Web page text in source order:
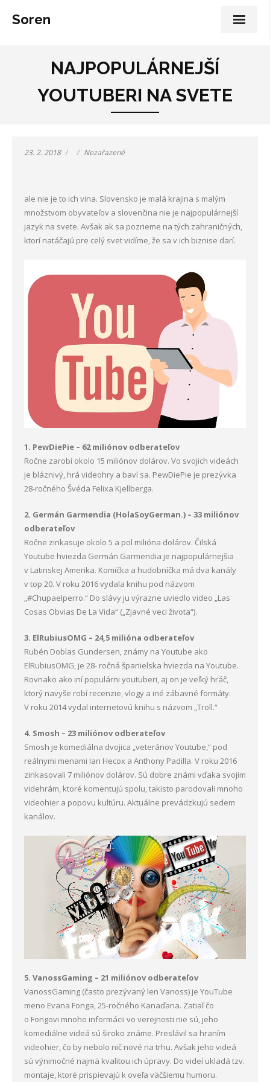
Soren
NAJPOPULÁRNEJŠÍ
YOUTUBERI NA SVETE
23. 2. 2018 Nezařazené
ale nie je to ich vina. Slovensko je malá krajina s malým
množstvom obyvateľov a slovenčina nie je najpopulárnejší
jazyk na svete. Avšak ak sa pozrieme na tých zahraničných,
ktorí natáčajú pre celý svet vidíme, že sa v ich biznise darí.
1. PewDiePie – 62 miliónov odberateľov
Ročne zarobí okolo 15 miliónov dolárov. Vo svojich videách
je bláznivý, hrá videohry a baví sa. PewDiePie je prezývka
28-ročného Švéda Felixa Kjellberga.
2. Germán Garmendia (HolaSoyGerman.) – 33 miliónov
odberateľov
Ročne zinkasuje okolo 5 a pol milióna dolárov. Čilská
Youtube hviezda Germán Garmendia je najpopulárnejšia
v Latinskej Amerika. Komička a hudobníčka má dva kanály
v top 20. V roku 2016 vydala knihu pod názvom
„#Chupaelperro.“ Do slávy ju výrazne uviedlo video „Las
Cosas Obvias De La Vida“ („Zjavné veci života“).
3. ElRubiusOMG – 24,5 milióna odberateľov
Rubén Doblas Gundersen, známy na Youtube ako
ElRubiusOMG, je 28- ročná španielska hviezda na Youtube.
Rovnako ako iní populárni youtuberi, aj on je veľký hráč,
ktorý navyše robí recenzie, vlogy a iné zábavné formáty.
V roku 2014 vydal internetovú knihu s názvom „Troll.“
4. Smosh – 23 miliónov odberateľov
Smosh je komediálna dvojica „veteránov Youtube,“ pod
reálnymi menami Ian Hecox a Anthony Padilla. V roku 2016
zinkasovali 7 miliónov dolárov. Sú dobre známi vďaka svojim
videhrám, ktoré komentujú spolu, takisto parodovali mnoho
videohier a popovu kultúru. Aktuálne prevádzkujú sedem
kanálov.
5. VanossGaming – 21 miliónov odberateľov
VanossGaming (často prezývaný len Vanoss) je YouTube
meno Evana Fonga, 25-ročného Kanaďana. Zatiaľ čo
o Fongovi mnoho informácii vo verejnosti nie sú, jeho
komediálne videá sú široko známe. Preslávil sa hraním
videohier, čo by nebolo nič nové na trhu. Avšak jeho videá
sú výnimočné najmä kvalitou ich úpravy. Do videí ukladá tzv.
montaje, ktoré prispievajú k oveľa väčšiemu humoru.